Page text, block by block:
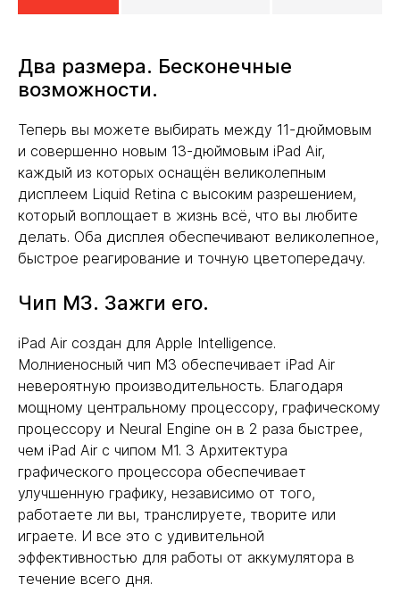
Два размера. Бесконечные
возможности.
Теперь вы можете выбирать между 11-дюймовым
и совершенно новым 13-дюймовым iPad Air,
каждый из которых оснащён великолепным
дисплеем Liquid Retina с высоким разрешением,
который воплощает в жизнь всё, что вы любите
делать. Оба дисплея обеспечивают великолепное,
быстрое реагирование и точную цветопередачу.
Чип M3. Зажги его.
iPad Air создан для Apple Intelligence.
Молниеносный чип M3 обеспечивает iPad Air
невероятную производительность. Благодаря
мощному центральному процессору, графическому
процессору и Neural Engine он в 2 раза быстрее,
чем iPad Air с чипом M1. 3 Архитектура
графического процессора обеспечивает
улучшенную графику, независимо от того,
работаете ли вы, транслируете, творите или
играете. И все это с удивительной
эффективностью для работы от аккумулятора в
течение всего дня.